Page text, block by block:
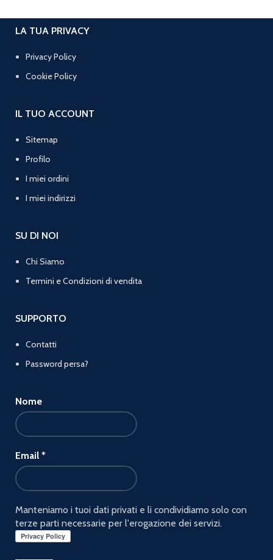
LA TUA PRIVACY
Privacy Policy
Cookie Policy
IL TUO ACCOUNT
Sitemap
Profilo
I miei ordini
I miei indirizzi
SU DI NOI
Chi Siamo
Termini e Condizioni di vendita
SUPPORTO
Contatti
Password persa?
Nome
Email *
Manteniamo i tuoi dati privati e li condividiamo solo con
terze parti necessarie per l'erogazione dei servizi.